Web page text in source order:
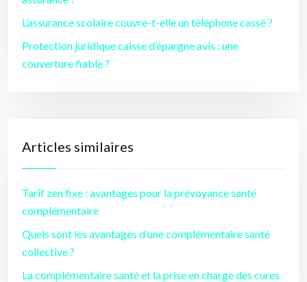
L’assurance scolaire couvre-t-elle un téléphone cassé ?
Protection juridique caisse d’épargne avis : une
couverture fiable ?
Articles similaires
Tarif zen fixe : avantages pour la prévoyance santé
complémentaire
Quels sont les avantages d’une complémentaire santé
collective ?
La complémentaire santé et la prise en charge des cures